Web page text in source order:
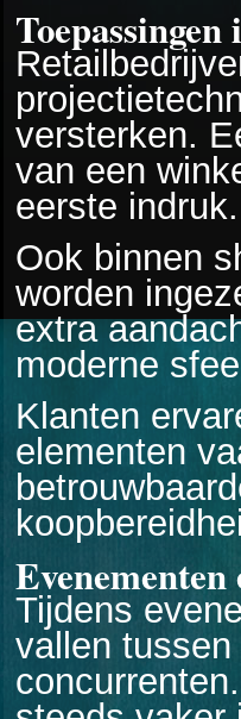
versterken.
van een
eerste indruk.
Ook binnen
worden
extra
moderne
Klanten
elementen
Tijdens
vallen